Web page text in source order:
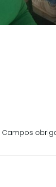
Campos